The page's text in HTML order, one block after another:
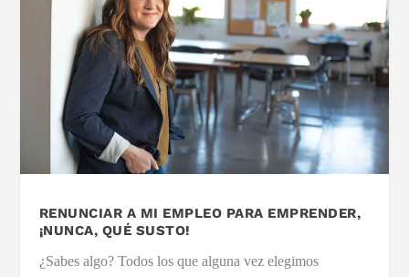
RENUNCIAR A MI EMPLEO PARA EMPRENDER,
¡NUNCA, QUÉ SUSTO!
¿Sabes algo? Todos los que alguna vez elegimos